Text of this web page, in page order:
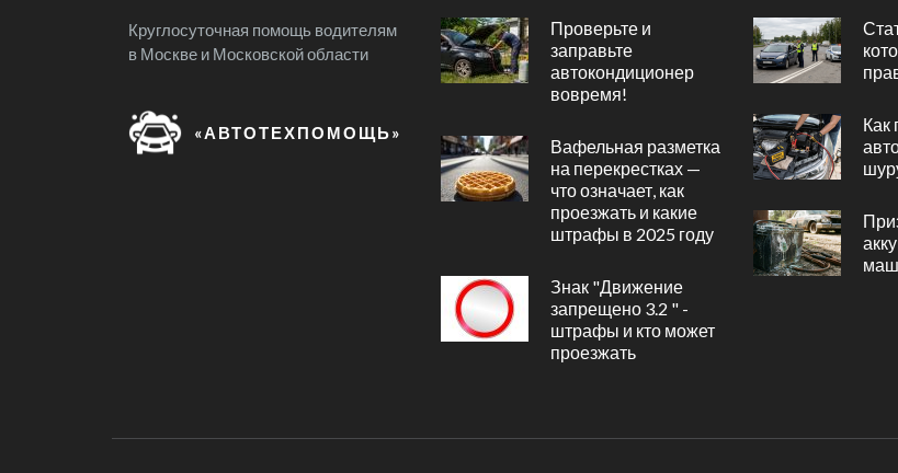
Круглосуточная помощь водителям
в Москве и Московской области
«АВТОТЕХПОМОЩЬ»
Проверьте и
заправьте
автокондиционер
вовремя!
Вафельная разметка
на перекрестках —
что означает, как
проезжать и какие
штрафы в 2025 году
Знак "Движение
запрещено 3.2 " -
штрафы и кто может
проезжать
Как